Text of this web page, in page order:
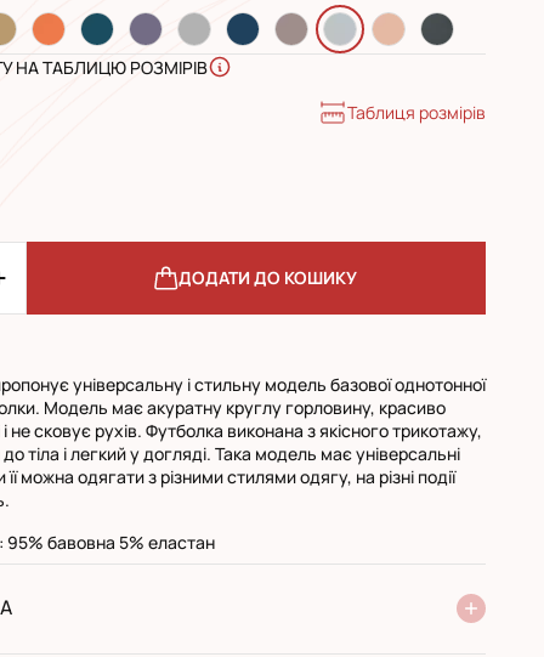
НА ТАБЛИЦЮ РОЗМІРІВ
Таблиця розмірів
ДОДАТИ ДО КОШИКУ
універсальну і стильну модель базової однотонної
Модель має акуратну круглу горловину, красиво
і не сковує рухів. Футболка виконана з якісного трикотажу,
тіла і легкий у догляді. Така модель має універсальні
її можна одягати з різними стилями одягу, на різні події
95% бавовна 5% еластан